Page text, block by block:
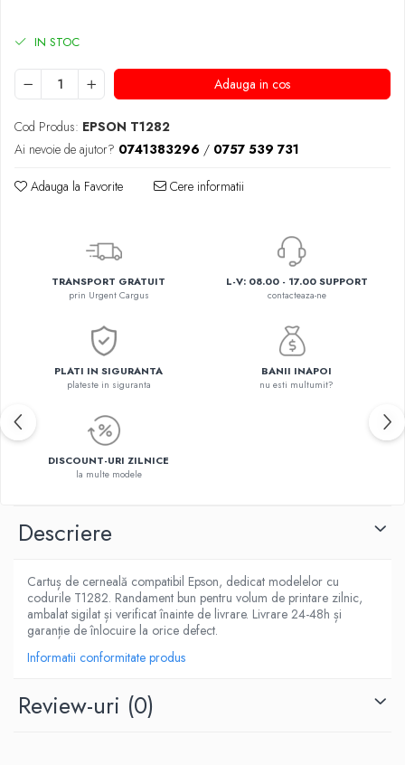
IN STOC
Adauga in cos
Cod Produs: EPSON T1282
Ai nevoie de ajutor? 0741383296 / 0757 539 731
Adauga la Favorite Cere informatii
TRANSPORT GRATUIT
prin Urgent Cargus
L-V: 08.00 - 17.00 SUPPORT
contacteaza-ne
PLATI IN SIGURANTA
plateste in siguranta
BANII INAPOI
nu esti multumit?
DISCOUNT-URI ZILNICE
la multe modele
Descriere
Cartuș de cerneală compatibil Epson, dedicat modelelor cu
codurile T1282. Randament bun pentru volum de printare zilnic,
ambalat sigilat și verificat înainte de livrare. Livrare 24-48h și
garanție de înlocuire la orice defect.
Informatii conformitate produs
Review-uri (0)